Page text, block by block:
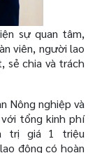
sự quan tâm,
viên, người lao
sẻ chia và trách
Nông nghiệp và
tổng kinh phí
trị giá 1 triệu
động có hoàn